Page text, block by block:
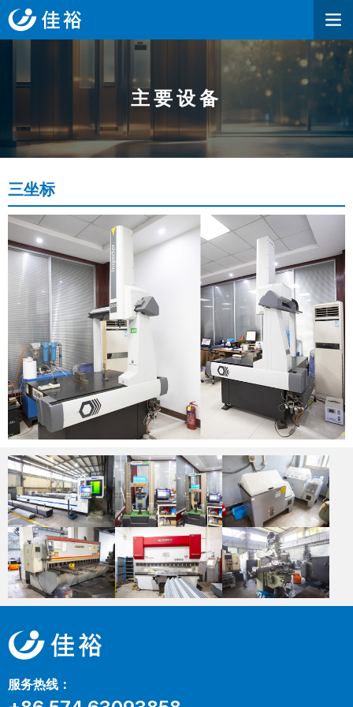
主要设备
三坐标
服务热线：